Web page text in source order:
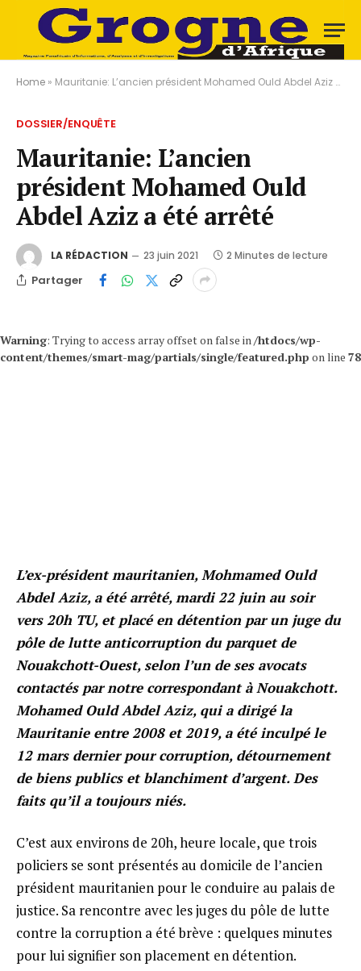
Home » Mauritanie: L’ancien président Mohamed Ould Abdel Aziz a été arrêté
DOSSIER/ENQUÊTE
Mauritanie: L’ancien
président Mohamed Ould
Abdel Aziz a été arrêté
LA RÉDACTION 23 juin 2021 2 Minutes de lecture
Partager
Warning: Trying to access array offset on false in/htdocs/wp-
content/themes/smart-mag/partials/single/featured.php on line 78
L’ex-président mauritanien, Mohmamed Ould
Abdel Aziz, a été arrêté, mardi 22 juin au soir
vers 20h TU, et placé en détention par un juge du
pôle de lutte anticorruption du parquet de
Nouakchott-Ouest, selon l’un de ses avocats
contactés par notre correspondant à Nouakchott.
Mohamed Ould Abdel Aziz, qui a dirigé la
Mauritanie entre 2008 et 2019, a été inculpé le
12 mars dernier pour corruption, détournement
de biens publics et blanchiment d’argent. Des
faits qu’il a toujours niés.
C’est aux environs de 20h, heure locale, que trois
policiers se sont présentés au domicile de l’ancien
président mauritanien pour le conduire au palais de
justice. Sa rencontre avec les juges du pôle de lutte
contre la corruption a été brève : quelques minutes
pour lui signifier son placement en détention.